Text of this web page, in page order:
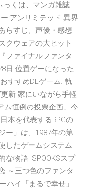
っくは、マンガ雑誌
:アンリミテッド 異界
らすじ、声優・感想
クウェアの大ヒット
ファイナルファンタ
日 位置ゲーになった
すすめDLゲーム. 軌
新 家にいながら手軽
ム恒例の投票企画、今
本を代表するRPGの
ー」は、1987年の第
したゲームシステム
な物語 SPOOKSスプ
～三つ色のファンタ
ハイ「まるで幸せ」